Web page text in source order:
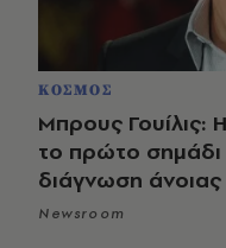
ΚΟΣΜΟΣ
Μπρους Γουίλις:
το πρώτο
διάγνωση άνοιας
Newsroom